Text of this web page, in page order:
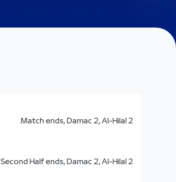
Match ends, Damac 2, Al-Hilal 2.
Second Half ends, Damac 2, Al-Hilal 2.